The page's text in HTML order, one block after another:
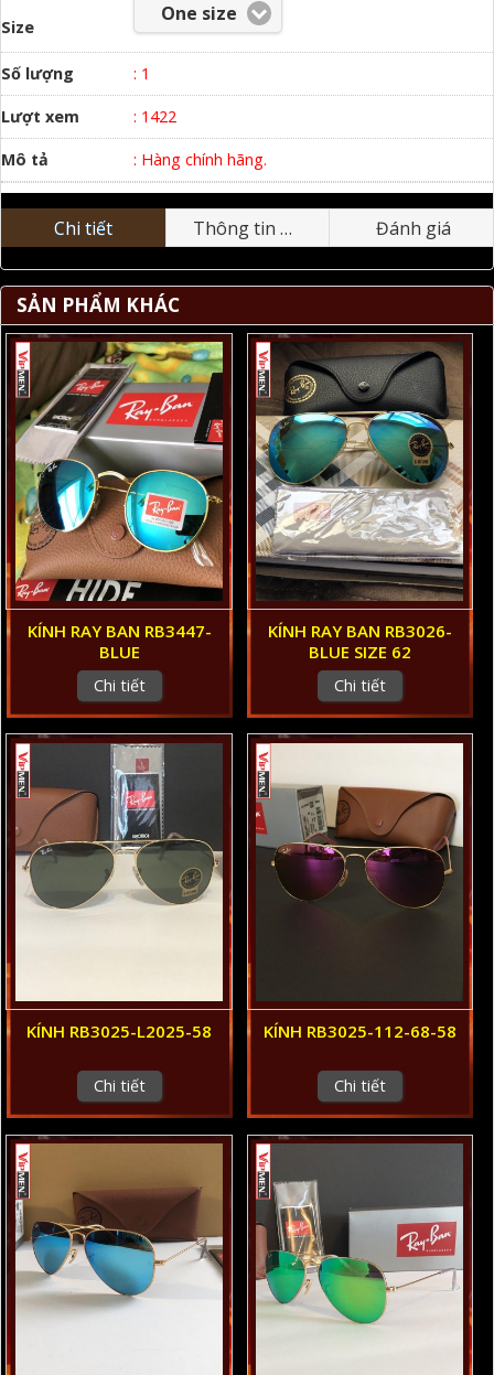
Size
One size
Số lượng : 1
Lượt xem : 1422
Mô tả : Hàng chính hãng.
Chi tiết Thông tin nhãn hiệu Đánh giá
SẢN PHẨM KHÁC
KÍNH RAY BAN RB3447-
BLUE
Chi tiết
KÍNH RAY BAN RB3026-
BLUE SIZE 62
Chi tiết
KÍNH RB3025-L2025-58
Chi tiết
KÍNH RB3025-112-68-58
Chi tiết